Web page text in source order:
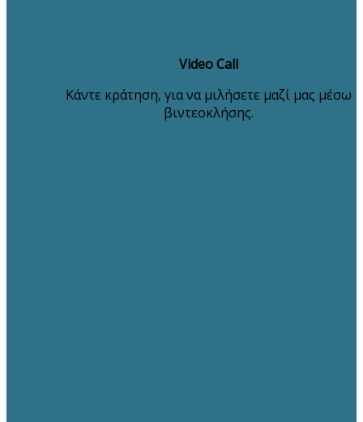
Video Call
Κάντε κράτηση, για να μιλήσετε μαζί μας μέσω
βιντεοκλήσης.